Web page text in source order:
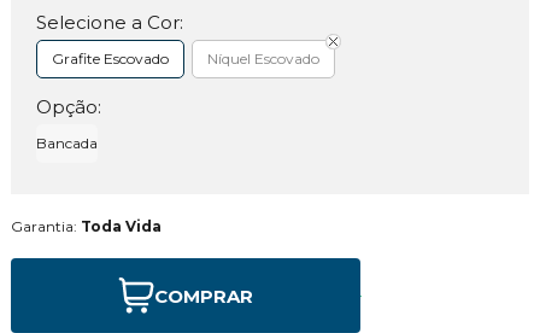
Selecione a Cor:
Grafite Escovado Níquel Escovado
Opção:
Bancada
Garantia: Toda Vida
COMPRAR